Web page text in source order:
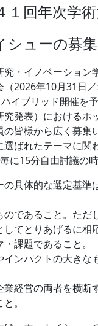
１回年次学
シューの募
究・イノベーション
（2026年10月31日
イブリッド開催を
究発表）におけるホ
の皆様から広く募集
選ばれたテーマに関
に15分自由討議の時
の具体的な選定基準
のであること。ただ
てとりあげるに相
課題であること。
インパクトの大きな
業経営の両者を横断
。